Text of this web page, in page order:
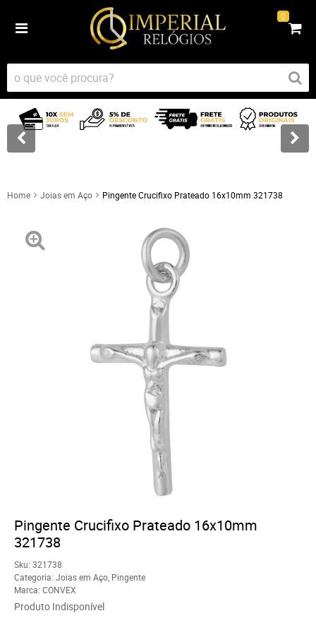
0
Home Joias em Aço Pingente Crucifixo Prateado 16x10mm 321738
Pingente Crucifixo Prateado 16x10mm
321738
Sku: 321738
Categoria: Joias em Aço Pingente
Marca: CONVEX
Produto Indisponível